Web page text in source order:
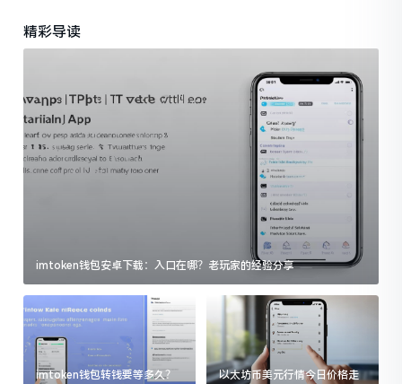
精彩导读
imtoken钱包安卓下载：入口在哪？老玩家的经验分享
imtoken钱包转钱要等多久？
以太坊币美元行情今日价格走